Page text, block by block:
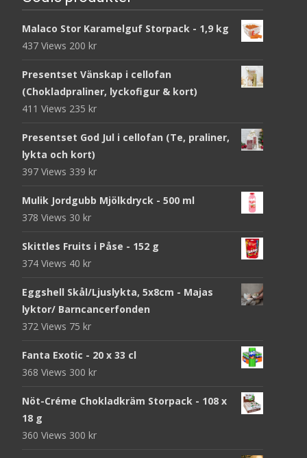
Malaco Stor Karamelguf Storpack - 1,9 kg
437 Views 200 kr
Presentset Vänskap i cellofan
(Chokladpraliner, lyckofigur & kort)
411 Views 235 kr
Presentset God Jul i cellofan (Te, praliner,
lykta och kort)
397 Views 339 kr
Mulik Jordgubb Mjölkdryck - 500 ml
378 Views 30 kr
Skittles Fruits i Påse - 152 g
374 Views 40 kr
Eggshell Skål/Ljuslykta, 5x8cm - Majas
lyktor/ Barncancerfonden
372 Views 75 kr
Fanta Exotic - 20 x 33 cl
368 Views 300 kr
Nöt-Créme Chokladkräm Storpack - 108 x
18 g
360 Views 300 kr